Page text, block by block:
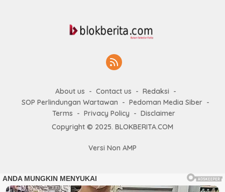
About us Contact us
Redaksi
SOP Perlindungan Wartawan
Pedoman Media Siber
Terms
Privacy Policy
Disclaimer
Copyright © 2025. BLOKBERITA.COM
Versi Non AMP